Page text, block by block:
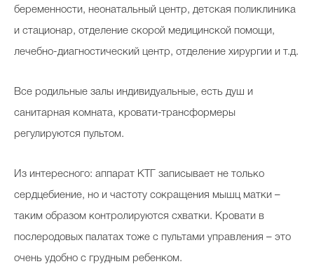
беременности, неонатальный центр, детская поликлиника
и стационар, отделение скорой медицинской помощи,
лечебно-диагностический центр, отделение хирургии и т.д.
Все родильные залы индивидуальные, есть душ и
санитарная комната, кровати-трансформеры
регулируются пультом.
Из интересного: аппарат КТГ записывает не только
сердцебиение, но и частоту сокращения мышц матки –
таким образом контролируются схватки. Кровати в
послеродовых палатах тоже с пультами управления – это
очень удобно с грудным ребенком.